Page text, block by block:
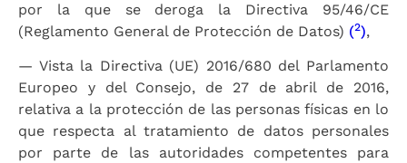
por la que se deroga la Directiva 95/46/CE
(Reglamento General de Protección de Datos) (2),
— Vista la Directiva (UE) 2016/680 del Parlamento
Europeo y del Consejo, de 27 de abril de 2016,
relativa a la protección de las personas físicas en lo
que respecta al tratamiento de datos personales
por parte de las autoridades competentes para